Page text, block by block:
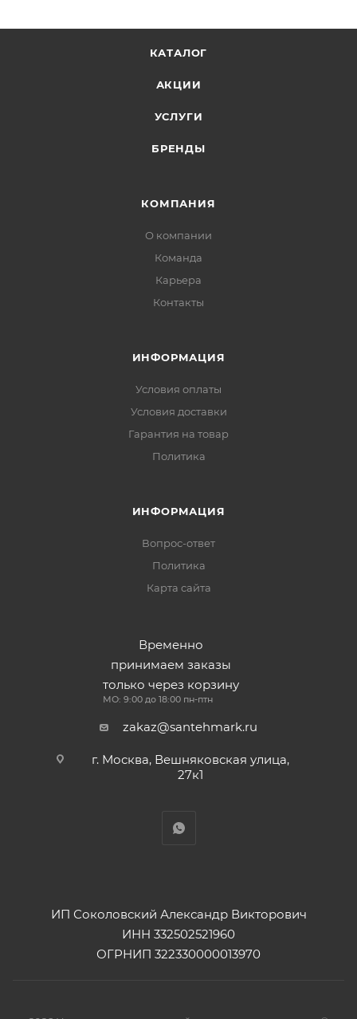
КАТАЛОГ
АКЦИИ
УСЛУГИ
БРЕНДЫ
КОМПАНИЯ
О компании
Команда
Карьера
Контакты
ИНФОРМАЦИЯ
Условия оплаты
Условия доставки
Гарантия на товар
Политика
ИНФОРМАЦИЯ
Вопрос-ответ
Политика
Карта сайта
Временно
принимаем заказы
только через корзину
МО: 9:00 до 18:00 пн-птн
zakaz@santehmark.ru
г. Москва, Вешняковская улица,
27к1
ИП Соколовский Александр Викторович
ИНН 332502521960
ОГРНИП 322330000013970